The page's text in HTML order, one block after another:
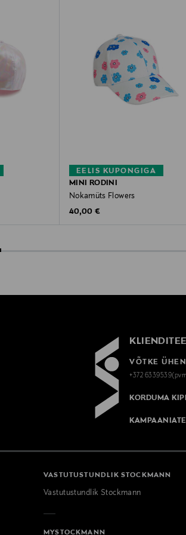
EELIS KUPONGIGA
MINI RODINI
Nokamüts Flowers
Original Price
40,00 €
VÕTKE
+372
KORDUMA
VASTUTUSTUNDLIK STOCKMANN
Vastutustundlik Stockmann
MYSTOCKMANN